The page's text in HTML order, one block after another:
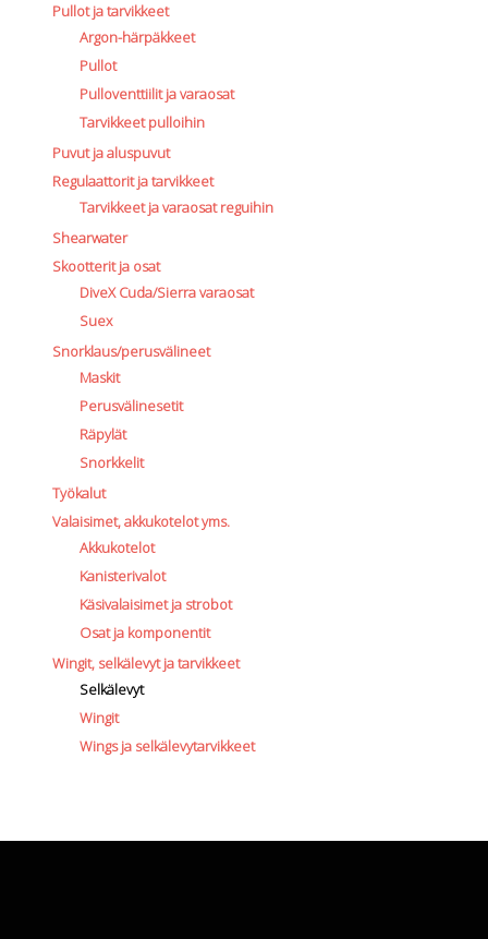
Pullot ja tarvikkeet
Argon-härpäkkeet
Pullot
Pulloventtiilit ja varaosat
Tarvikkeet pulloihin
Puvut ja aluspuvut
Regulaattorit ja tarvikkeet
Tarvikkeet ja varaosat reguihin
Shearwater
Skootterit ja osat
DiveX Cuda/Sierra varaosat
Suex
Snorklaus/perusvälineet
Maskit
Perusvälinesetit
Räpylät
Snorkkelit
Työkalut
Valaisimet, akkukotelot yms.
Akkukotelot
Kanisterivalot
Käsivalaisimet ja strobot
Osat ja komponentit
Wingit, selkälevyt ja tarvikkeet
Selkälevyt
Wingit
Wings ja selkälevytarvikkeet